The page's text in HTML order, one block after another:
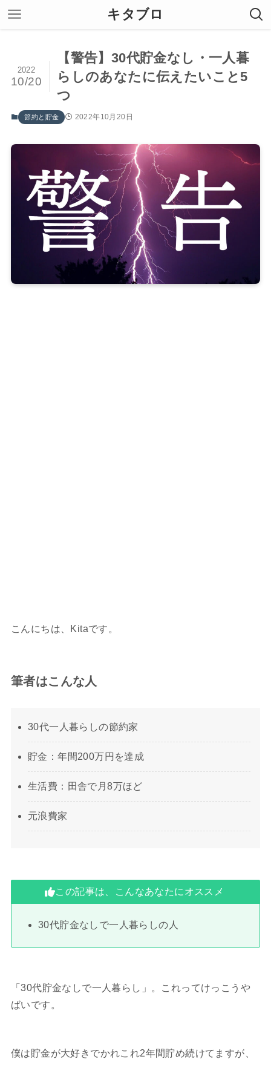
キタブロ
【警告】30代貯金なし・一人暮
らしのあなたに伝えたいこと5
つ
2022
10/20
節約と貯金 2022年10月20日
こんにちは、Kitaです。
筆者はこんな人
30代一人暮らしの節約家
貯金：年間200万円を達成
生活費：田舎で月8万ほど
元浪費家
この記事は、こんなあなたにオススメ
30代貯金なしで一人暮らしの人
「30代貯金なしで一人暮らし」。これってけっこうや
ばいです。
僕は貯金が大好きでかれこれ2年間貯め続けてますが、